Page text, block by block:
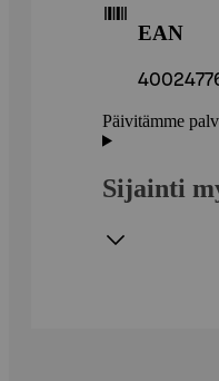
EAN
Päivitämme
Sijainti